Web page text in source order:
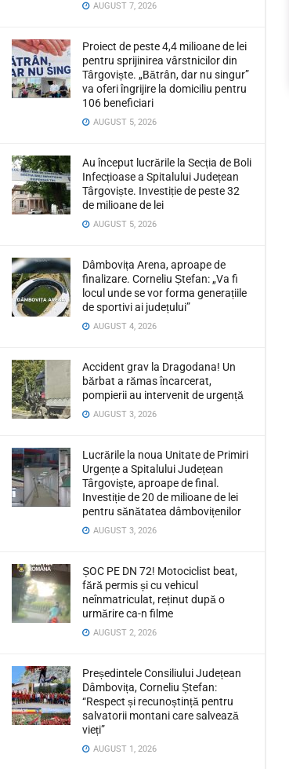
AUGUST 7, 2026
Proiect de peste 4,4 milioane de lei
pentru sprijinirea vârstnicilor din
Târgoviște. „Bătrân, dar nu singur”
va oferi îngrijire la domiciliu pentru
106 beneficiari
AUGUST 5, 2026
Au început lucrările la Secția de Boli
Infecțioase a Spitalului Județean
Târgoviște. Investiție de peste 32
de milioane de lei
AUGUST 5, 2026
Dâmbovița Arena, aproape de
finalizare. Corneliu Ștefan: „Va fi
locul unde se vor forma generațiile
de sportivi ai județului”
AUGUST 4, 2026
Accident grav la Dragodana! Un
bărbat a rămas încarcerat,
pompierii au intervenit de urgență
AUGUST 3, 2026
Lucrările la noua Unitate de Primiri
Urgențe a Spitalului Județean
Târgoviște, aproape de final.
Investiție de 20 de milioane de lei
pentru sănătatea dâmbovițenilor
AUGUST 3, 2026
ȘOC PE DN 72! Motociclist beat,
fără permis și cu vehicul
neînmatriculat, reținut după o
urmărire ca-n filme
AUGUST 2, 2026
Președintele Consiliului Județean
Dâmbovița, Corneliu Ștefan:
“Respect și recunoștință pentru
salvatorii montani care salvează
vieți”
AUGUST 1, 2026